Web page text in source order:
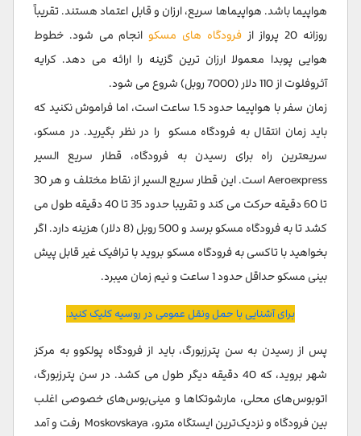
هواپیما باشد. هواپیماها سریع، ارزان و قابل اعتماد هستند. تقریباً
روزانه 20 پرواز از
فرودگاه های مسکوانجام می شود. خطوط
هوایی پوبدا معمولا ارزان ترین گزینه را ارائه می دهد. کرایه
آئروفلوت از 110 دلار (7000 روبل) شروع می شود.
زمان سفر با هواپیما حدود 1.5 ساعت است، اما فراموش نکنید که
باید زمان انتقال به فرودگاه مسکو را در نظر بگیرید. در مسکو،
سریعترین راه برای رسیدن به فرودگاه، قطار سریع السیر
Aeroexpress است. این قطار سریع السیر از نقاط مختلف و هر 30
تا 60 دقیقه حرکت می کند و تقریبا حدود 35 تا 40 دقیقه طول می
کشد تا به فرودگاه مسکو برسد و 500 روبل (8 دلار) هزینه دارد. اگر
بخواهید با تاکسی به فرودگاه مسکو بروید با ترافیک غیر قابل پیش
بینی مسکو حداقل حدود 1 ساعت و نیم زمان میبرد.
برای آشنایی با حمل ونقل عمومی در روسیه کلیک کنید.
پس از رسیدن به سن پترزبورگ، باید از فرودگاه پولکوو به مرکز
شهر بروید، که 40 دقیقه دیگر طول می کشد. در سن پترزبورگ،
اتوبوس‌های محلی، مارشوتکاها و مینی‌بوس‌های خصوصی اغلب
بین فرودگاه و نزدیک‌ترین ایستگاه مترو، Moskovskaya رفت و آمد